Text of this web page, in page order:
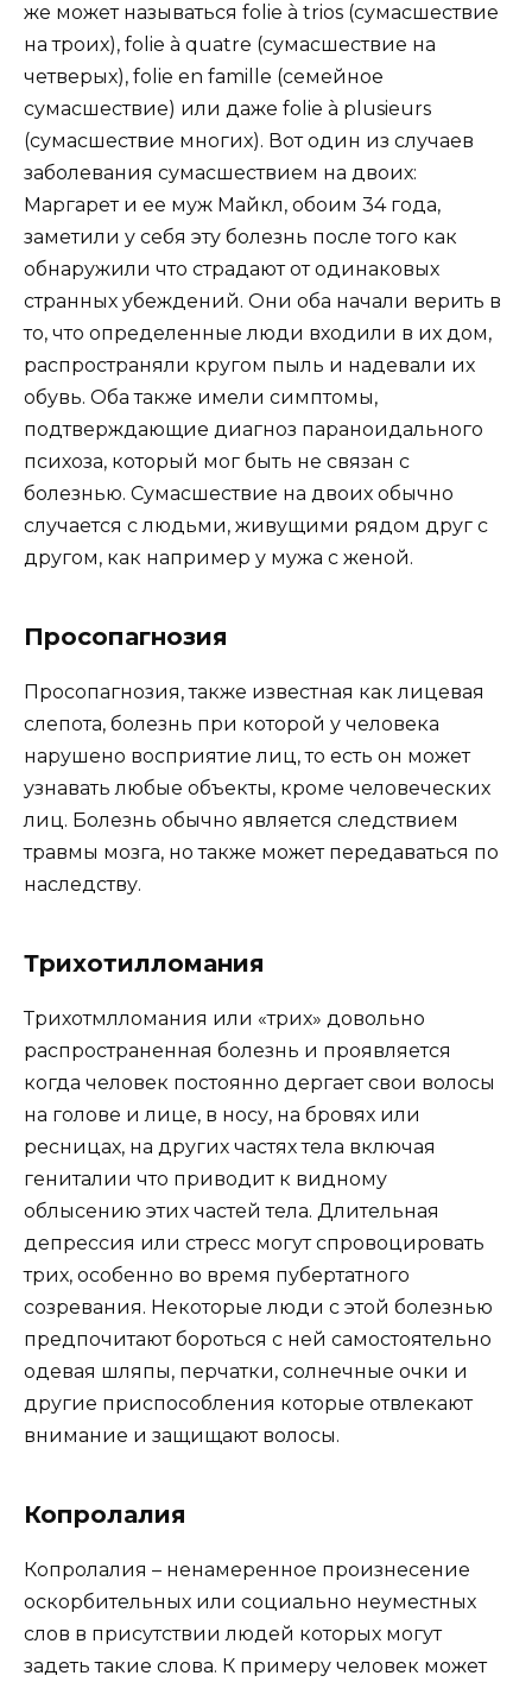
же может называться folie à trios (сумасшествие
на троих), folie à quatre (сумасшествие на
четверых), folie en famille (семейное
сумасшествие) или даже folie à plusieurs
(сумасшествие многих). Вот один из случаев
заболевания сумасшествием на двоих:
Маргарет и ее муж Майкл, обоим 34 года,
заметили у себя эту болезнь после того как
обнаружили что страдают от одинаковых
странных убеждений. Они оба начали верить в
то, что определенные люди входили в их дом,
распространяли кругом пыль и надевали их
обувь. Оба также имели симптомы,
подтверждающие диагноз параноидального
психоза, который мог быть не связан с
болезнью. Сумасшествие на двоих обычно
случается с людьми, живущими рядом друг с
другом, как например у мужа с женой.
Просопагнозия
Просопагнозия, также известная как лицевая
слепота, болезнь при которой у человека
нарушено восприятие лиц, то есть он может
узнавать любые объекты, кроме человеческих
лиц. Болезнь обычно является следствием
травмы мозга, но также может передаваться по
наследству.
Трихотилломания
Трихотмлломания или «трих» довольно
распространенная болезнь и проявляется
когда человек постоянно дергает свои волосы
на голове и лице, в носу, на бровях или
ресницах, на других частях тела включая
гениталии что приводит к видному
облысению этих частей тела. Длительная
депрессия или стресс могут спровоцировать
трих, особенно во время пубертатного
созревания. Некоторые люди с этой болезнью
предпочитают бороться с ней самостоятельно
одевая шляпы, перчатки, солнечные очки и
другие приспособления которые отвлекают
внимание и защищают волосы.
Копролалия
Копролалия – ненамеренное произнесение
оскорбительных или социально неуместных
слов в присутствии людей которых могут
задеть такие слова. К примеру человек может